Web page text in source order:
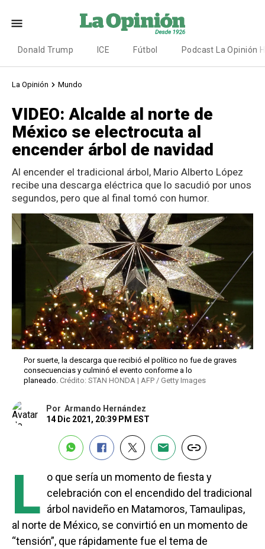
Donald Trump ICE Fútbol Podcast La Opinión
La Opinión Mundo
VIDEO: Alcalde al norte de
México se electrocuta al
encender árbol de navidad
Al encender el tradicional árbol, Mario Alberto López
recibe una descarga eléctrica que lo sacudió por unos
segundos, pero que al final tomó con humor.
Por suerte, la descarga que recibió el político no fue de graves
consecuencias y culminó el evento conforme a lo
planeado. Crédito: STAN HONDA | AFP / Getty Images
Por Armando Hernández
14 Dic 2021, 20:39 PM EST
L o que sería un momento de fiesta y
celebración con el encendido del tradicional
árbol navideño en Matamoros, Tamaulipas,
al norte de México, se convirtió en un momento de
“tensión”, que rápidamente fue el tema de